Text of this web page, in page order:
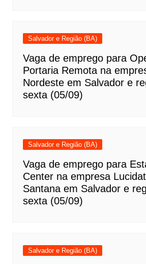
Salvador e Região (BA)
Vaga de emprego para
Portaria Remota na
Nordeste em Salvador e
sexta (05/09)
Salvador e Região (BA)
Vaga de emprego para
Center na empresa
Santana em Salvador e
sexta (05/09)
Salvador e Região (BA)